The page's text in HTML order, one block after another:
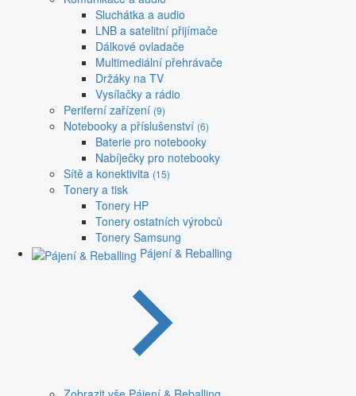
Sluchátka a audio
LNB a satelitní přijímače
Dálkové ovladače
Multimediální přehrávače
Držáky na TV
Vysílačky a rádio
Periferní zařízení (9)
Notebooky a příslušenství (6)
Baterie pro notebooky
Nabíječky pro notebooky
Sítě a konektivita (15)
Tonery a tisk
Tonery HP
Tonery ostatních výrobců
Tonery Samsung
Pájení & Reballing